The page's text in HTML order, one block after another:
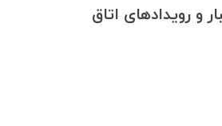
و رویدادهای اتاق